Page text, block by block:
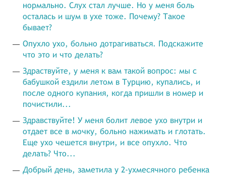
нормально. Слух стал лучше. Но у меня боль
осталась и шум в ухе тоже. Почему? Такое
бывает?
Опухло ухо, больно дотрагиваться. Подскажите
что это и что делать?
Здраствуйте, у меня к вам такой вопрос: мы с
бабушкой ездили летом в Турцию, купались, и
после одного купания, когда пришли в номер и
почистили...
Здравствуйте! У меня болит левое ухо внутри и
отдает все в мочку, больно нажимать и глотать.
Еще ухо чешется внутри, и все опухло. Что
делать? Что...
Добрый день, заметила у 2-ухмесячного ребенка